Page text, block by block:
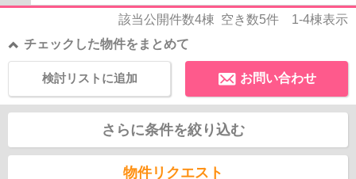
該当公開件数4棟 空き数5件 1-4棟表示
チェックした物件をまとめて
お問い合わせ
検討リストに追加
さらに条件を絞り込む
物件リクエスト